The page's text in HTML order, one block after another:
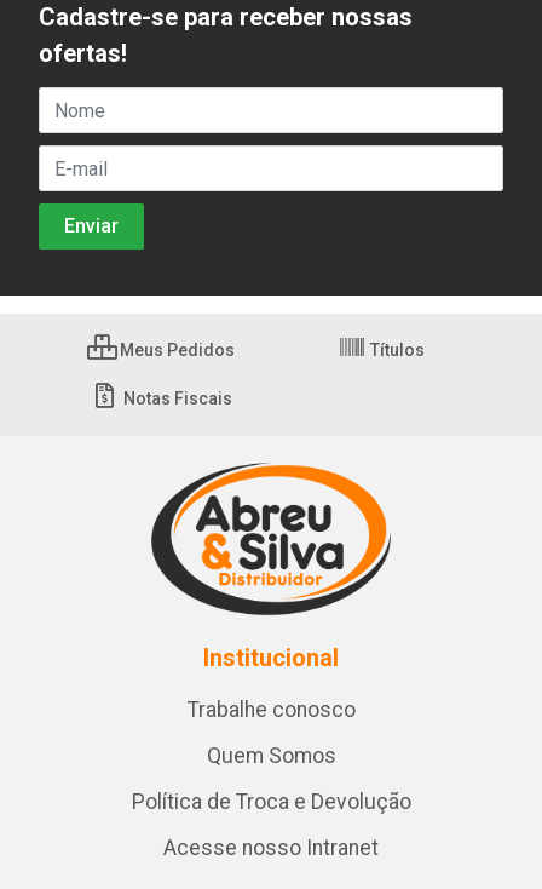
Cadastre-se para receber nossas
ofertas!
Meus Pedidos Títulos
Notas Fiscais
Institucional
Trabalhe conosco
Quem Somos
Política de Troca e Devolução
Acesse nosso Intranet